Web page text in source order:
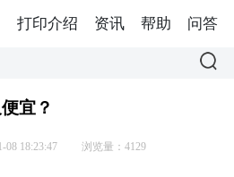
宜？
08 18:23:47 浏览量：4129
打印介绍 资讯 帮助 问答